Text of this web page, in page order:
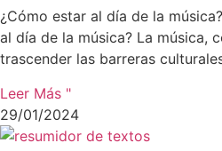
¿Cómo estar al día de la
al día de la música? La música,
trascender las barreras
Leer Más "
29/01/2024